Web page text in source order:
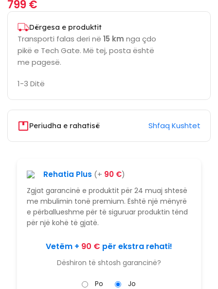
799€
Dërgesa e produktit
Transporti falas deri në 15 km nga çdo
pikë e Tech Gate. Më tej, posta është
me pagesë.
1-3 Ditë
Periudha e rahatisë Shfaq Kushtet
Rehatia Plus (+ 90 €)
Zgjat garancinë e produktit për 24 muaj shtesë
me mbulimin tonë premium. Është një mënyrë
e përballueshme për të siguruar produktin tënd
për një kohë të gjatë.
Vetëm + 90 € për ekstra rehati!
Dëshiron të shtosh garancinë?
Po Jo